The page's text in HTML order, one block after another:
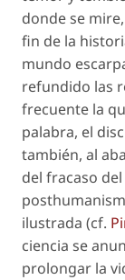
donde se
fin de la
mundo
refundido las
frecuente la
palabra, el
también, al
del fracaso
ilustrada (cf.
ciencia se
prolongar la